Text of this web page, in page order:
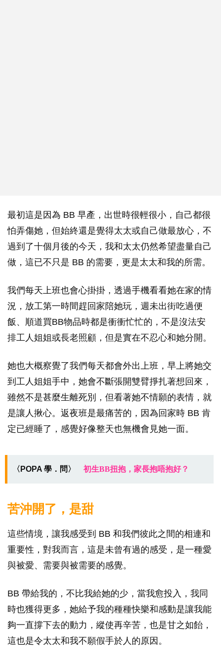
最初這是因為 BB 早產，出世時很輕很小，自己都很
怕弄傷她，但始終還是覺得太太或自己做最放心，不
過到了十個月後的今天，我和太太仍然希望盡量自己
做，這已不只是 BB 的需要，更是太太和我的所需。
我們每天上班也會心掛掛，透過手機看看她在家的情
況，放工第一時間趕回家陪她玩，週未出街吃過便
飯、順道買BB物品時都是衝衝忙忙的，不是沒法安
排工人姐姐或長老照顧，但是實在不忍心和她分開。
她也大概察覺了我們每天都會外出上班，早上將她交
到工人姐姐手中，她會不斷張開雙臂掙扎著想回來，
雖然不是甚麼生離死別，但看著她不情願的表情，就
是讓人揪心。返夜班是最痛苦的，因為回家時 BB 肯
定已經睡了，感覺好像整天也無機會見她一面。
〈POPA 學．問〉 初生BB扭抱，家長抱唔抱好？
苦沖開了，是甜
這些情境，讓我感受到 BB 和我們彼此之間的相連和
重要性，對我而言，這是未曾有過的感受，是一種愛
與被愛、需要與被需要的感覺。
BB 帶給我的，不比我給她的少，當我愈投入，我同
時也獲得更多，她給予我的種種快樂和感動是讓我能
夠一直撐下去的動力，縱使再辛苦，也是甘之如飴，
這也是令太太和我不願假手於人的原因。